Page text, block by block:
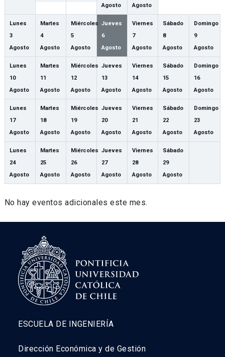
Agosto
Agosto
Lunes
3
Agosto
Martes
4
Agosto
Miércoles
5
Agosto
Jueves
6
Agosto
Viernes
7
Agosto
Sábado
8
Agosto
Domingo
9
Agosto
Lunes
10
Agosto
Martes
11
Agosto
Miércoles
12
Agosto
Jueves
13
Agosto
Viernes
14
Agosto
Sábado
15
Agosto
Domingo
16
Agosto
Lunes
17
Agosto
Martes
18
Agosto
Miércoles
19
Agosto
Jueves
20
Agosto
Viernes
21
Agosto
Sábado
22
Agosto
Domingo
23
Agosto
Lunes
24
Agosto
Martes
25
Agosto
Miércoles
26
Agosto
Jueves
27
Agosto
Viernes
28
Agosto
Sábado
29
Agosto
No hay eventos adicionales este mes.
ESCUELA DE INGENIERÍA
Dirección Económica y de Gestión